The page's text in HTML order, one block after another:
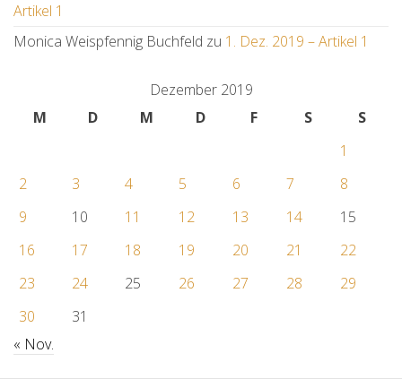
Artikel 1
Monica Weispfennig Buchfeld zu 1. Dez. 2019 – Artikel 1
Dezember 2019
M
D M D F S
S
1
2
3 4 5 6 7
8
9
10 11 12 13 14
15
16
17 18 19 20 21
22
23
24 25 26 27 28
29
30
31
« Nov.